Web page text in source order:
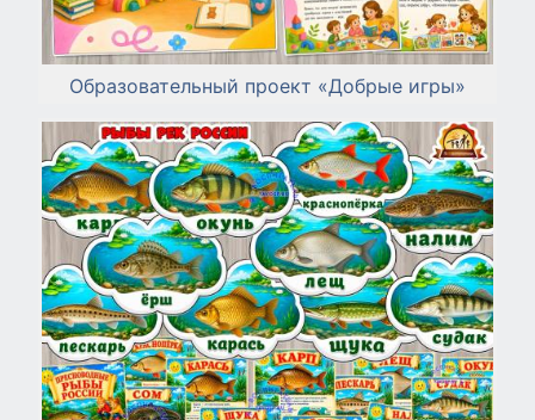
Образовательный проект «Добрые игры»